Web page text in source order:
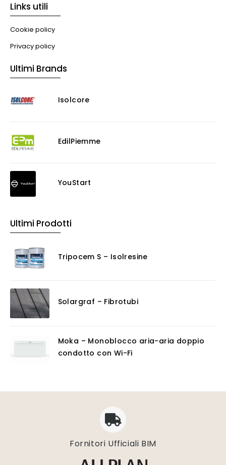
Links utili
Cookie policy
Privacy policy
Ultimi Brands
Isolcore
EdilPiemme
YouStart
Ultimi Prodotti
Tripocem S – Isolresine
Solargraf – Fibrotubi
Moka – Monoblocco aria-aria doppio
condotto con Wi-Fi
Fornitori Ufficiali BIM